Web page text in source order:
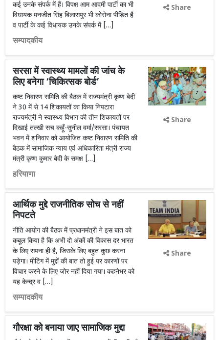
कई उनके संपर्क में हैं। विपक्ष आम आदमी पार्टी का भी
विधायक मनजीत सिंह बिलासपुर भी कोरोना पीड़ित है
व पार्टी के कई विधायक उनके संपर्क में […]
सम्पादकीय
Share
सरसा में स्वास्थ्य मामलों की जांच के
लिए बनेगा ‘चिकित्सक बोर्ड’
कष्ट निवारण समिति की बैठक में राज्यमंत्री कृष्ण बेदी
ने 30 में से 14 शिकायतों का किया निपटारा
राज्यमंत्री ने स्वास्थ्य विभाग की तीन शिकायतों पर
दिखाई तल्खी सच कहूँ-सुनील वर्मा/सरसा। पंचायत
भवन में शनिवार को आयोजित कष्ट निवारण समिति की
बैठक में सामाजिक न्याय एवं अधिकारिता मंत्री राज्य
मंत्री कृष्ण कुमार बेदी के समक्ष […]
हरियाणा
Share
आर्थिक मुद्दे राजनीतिक सोच से नहीं
निपटते
नीति आयोग की बैठक में प्रधानमंत्री ने इस बात को
कबूल किया है कि अभी दो अंकों की विकास दर भारत
के लिए सपना ही है, जिसके लिए बहुत कुछ करना
पड़ेगा। मीटिंग में मुद्दों की बात तो हुई पर कारणों पर
विचार करने के लिए जोर नहीं दिया गया। कहनेभर को
यह केन्द्र व […]
सम्पादकीय
Share
गौरक्षा को बनाया जाए सामाजिक मुद्दा